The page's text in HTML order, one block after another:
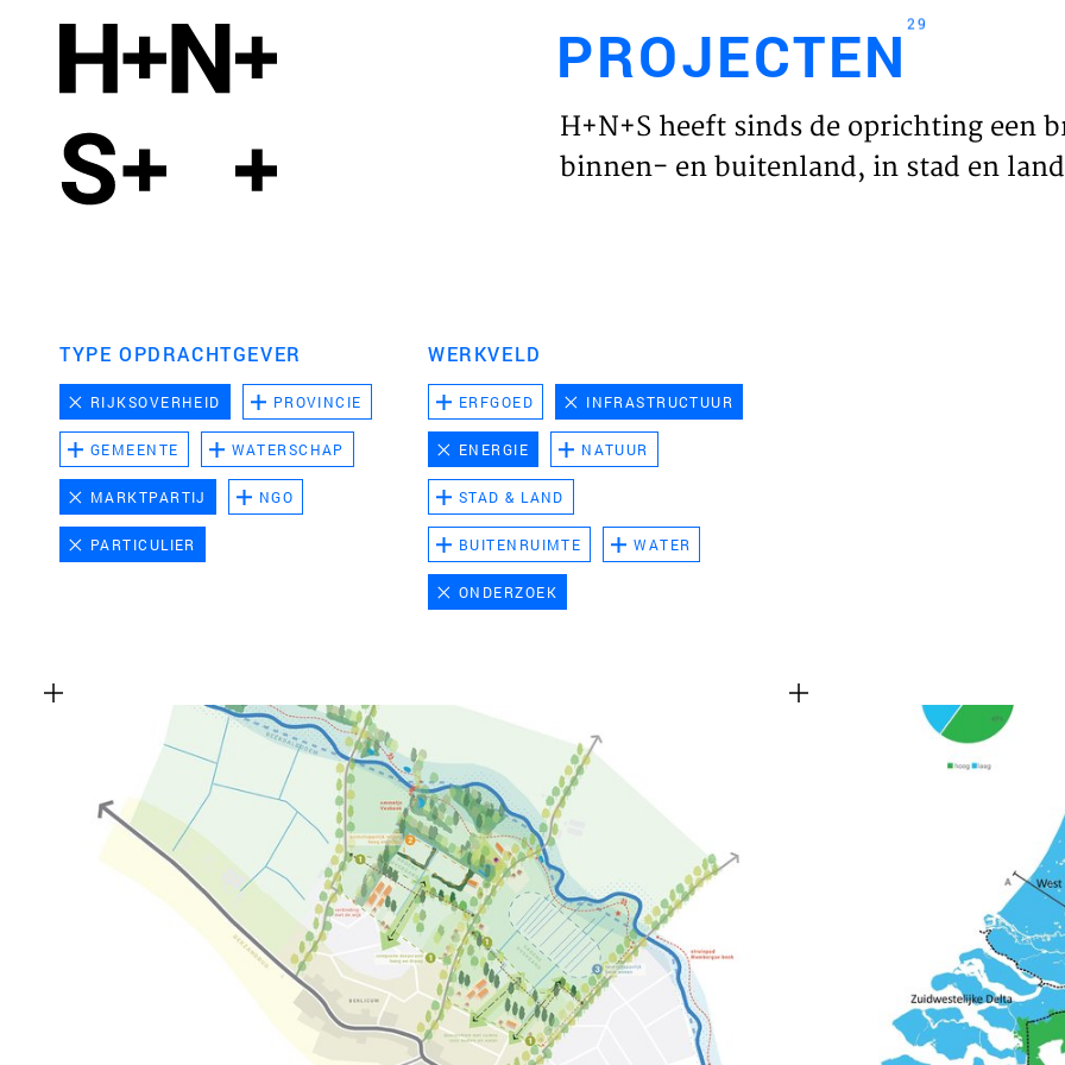
HOME
PROJECTEN29
H+N+S heeft sinds de oprichting een
binnen- en buitenland, in stad en
TYPE OPDRACHTGEVER
RIJKSOVERHEID PROVINCIE
GEMEENTE WATERSCHAP
MARKTPARTIJ NGO
PARTICULIER
WERKVELD
ERFGOED INFRASTRUCTUUR
ENERGIE NATUUR
STAD & LAND
BUITENRUIMTE WATER
ONDERZOEK